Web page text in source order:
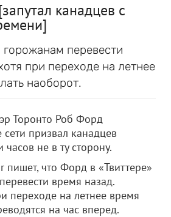
канадцев с
перевести
при переходе на летнее
наоборот.
Торонто Роб Форд
призвал канадцев
часов не в ту сторону.
пишет, что Форд в «Твиттере»
время назад.
переходе на летнее время
на час вперед.